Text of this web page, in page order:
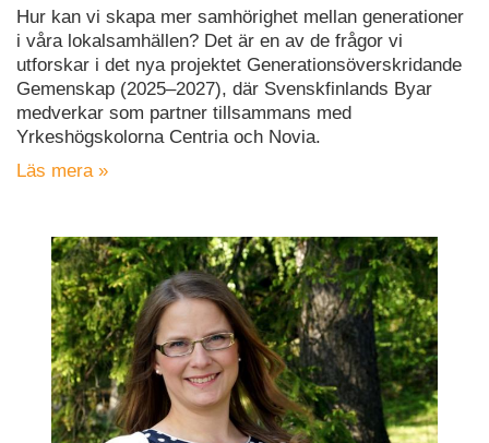
Hur kan vi skapa mer samhörighet mellan generationer
i våra lokalsamhällen? Det är en av de frågor vi
utforskar i det nya projektet Generationsöverskridande
Gemenskap (2025–2027), där Svenskfinlands Byar
medverkar som partner tillsammans med
Yrkeshögskolorna Centria och Novia.
Läs mera »